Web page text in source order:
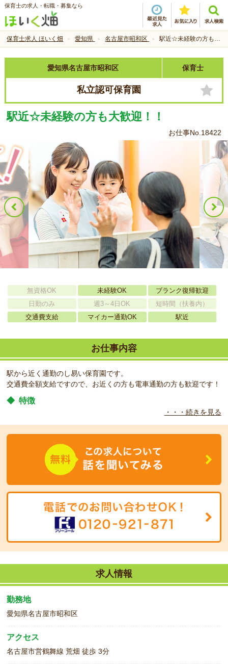
保育士の求人・転職・募集なら
保育士求人 ほいく畑 愛知県 名古屋市昭和区 駅近☆未経験の方も大歓迎！！
愛知県名古屋市昭和区 保育士
私立認可保育園
駅近☆未経験の方も大歓迎！！
お仕事No.18422
無資格OK 未経験OK
ブランク復帰歓迎
日勤のみ
週3～4日OK
短時間（扶養内）
交通費支給
マイカー通勤OK 駅近
お仕事内容
駅から近く通勤のし易い保育園です。
交通費全額支給ですので、お近くの方も電車通勤の方も歓迎です！
◆ 特徴
お寺の敷地内にある保育園です。園庭は広く、子どもたちが元気に
遊べる環境です。
・・・続きを見る
求人情報
勤務地
愛知県名古屋市昭和区
アクセス
名古屋市営鶴舞線 荒畑 徒歩 3分